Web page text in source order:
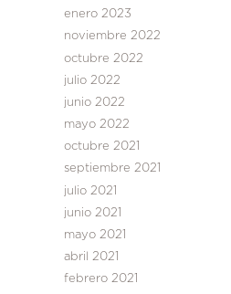
enero 2023
noviembre 2022
octubre 2022
julio 2022
junio 2022
mayo 2022
octubre 2021
septiembre 2021
julio 2021
junio 2021
mayo 2021
abril 2021
febrero 2021